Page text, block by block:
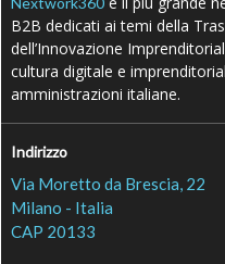
B2B dedicati ai temi della
dell’Innovazione
cultura digitale e
amministrazioni italiane.
Indirizzo
Via Moretto da Brescia, 22
Milano - Italia
CAP 20133